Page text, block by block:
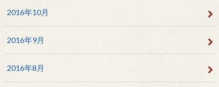
2016年10月
2016年9月
2016年8月